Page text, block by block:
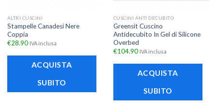
ALTRI CUSCINI
Stampelle Canadesi Nere
Coppia
€28.90 IVA inclusa
ACQUISTA
SUBITO
CUSCINI ANTI DECUBITO
Greensit Cuscino
Antidecubito In Gel di Silicone
Overbed
€104.90 IVA inclusa
ACQUISTA
SUBITO